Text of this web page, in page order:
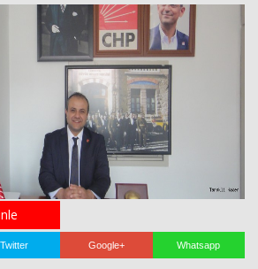
Twitter Google+ Whatsapp
FOTO GALERİ
VİDEO GALERİ
KÜNYE
İLETİŞİM